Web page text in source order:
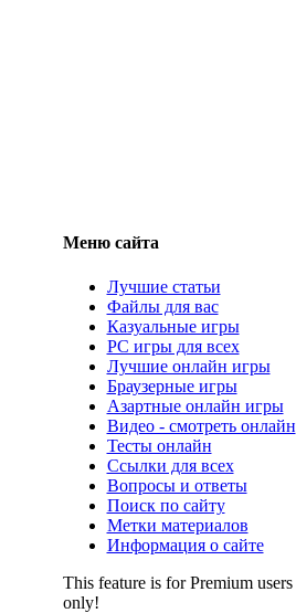
Меню сайта
Лучшие статьи
Файлы для вас
Казуальные игры
PC игры для всех
Лучшие онлайн игры
Браузерные игры
Азартные онлайн игры
Видео - смотреть онлайн
Тесты онлайн
Ссылки для всех
Вопросы и ответы
Поиск по сайту
Метки материалов
Информация о сайте
This feature is for Premium users
only!